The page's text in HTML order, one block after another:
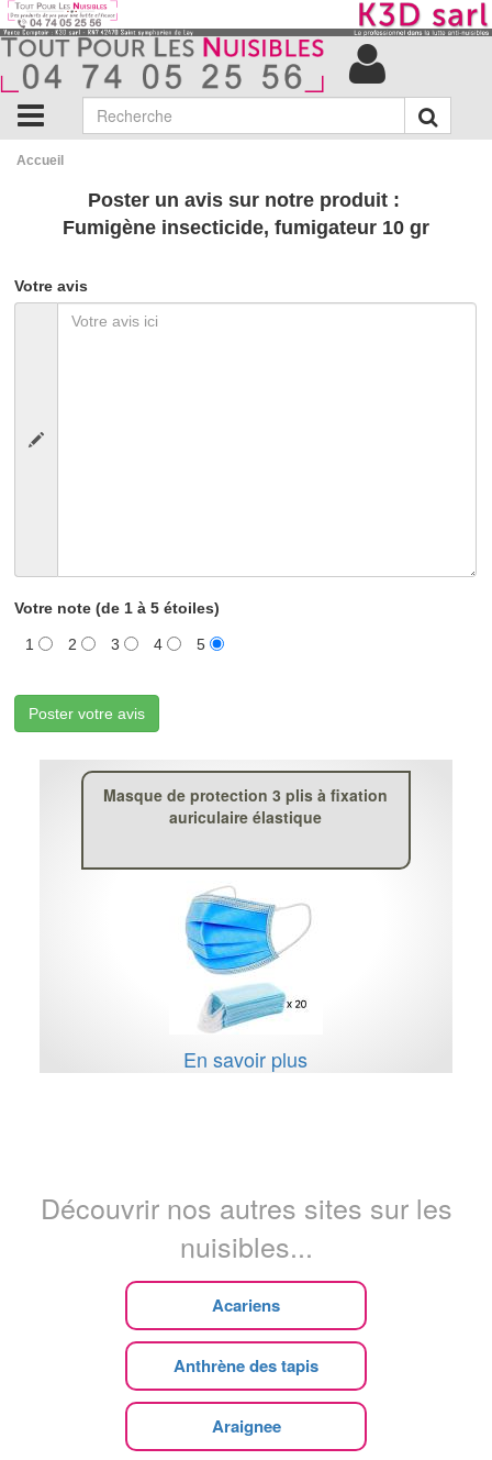
Accueil
Poster un avis sur notre produit :
Fumigène insecticide, fumigateur 10 gr
Votre avis
Votre note (de 1 à 5 étoiles)
1 2 3 4 5
Poster votre avis
Masque de protection 3 plis à fixation
auriculaire élastique
En savoir plus
Découvrir nos autres sites sur les
nuisibles...
Acariens
Anthrène des tapis
Araignee